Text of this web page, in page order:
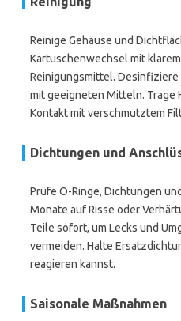
Reinige Gehäuse und
Kartuschenwechsel mit
Reinigungsmittel.
mit geeigneten Mitteln. Trage
Kontakt mit verschmutztem
Dichtungen und
Prüfe O-Ringe, Dichtungen
Monate auf Risse oder
Teile sofort, um Lecks und
vermeiden. Halte
reagieren kannst.
Saisonale Maßnahmen